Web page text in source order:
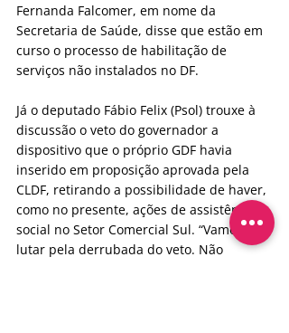
Fernanda Falcomer, em nome da
Secretaria de Saúde, disse que estão em
curso o processo de habilitação de
serviços não instalados no DF.
Já o deputado Fábio Felix (Psol) trouxe à
discussão o veto do governador a
dispositivo que o próprio GDF havia
inserido em proposição aprovada pela
CLDF, retirando a possibilidade de haver,
como no presente, ações de assistência
social no Setor Comercial Sul. “Vamos
lutar pela derrubada do veto. Não